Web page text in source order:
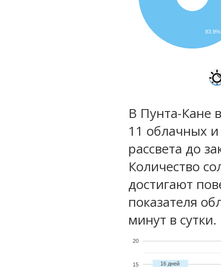
83.9%
В Пунта-Кане
11 облачных
рассвета до
Количество
достигают
показателя
минут в сутки.
15
20
16 дней